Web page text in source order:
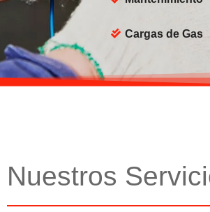
Cargas de Gas
Nuestros